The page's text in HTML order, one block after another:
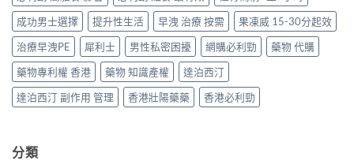
中
方
案〉
中
泊
西
汀
一
次
搞
掂
ED
成功男士選擇
提升性生活 早洩 治療 按需
果凍威 15-30分起效
治療早洩PE
犀利士 男性私密困擾 網購必利勁
藥物 代購
藥物專利權 香港
藥物 知識產權
達泊西汀
達泊西汀 副作用 管理
香港壯陽藥藥 香港必利勁
分類